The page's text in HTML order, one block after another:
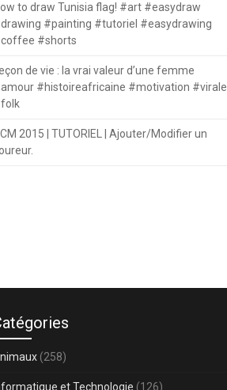
to draw Tunisia flag! #art #easydraw
#painting #tutoriel #easydrawing
#shorts
de vie : la vrai valeur d’une femme
#histoireafricaine #motivation #virale
2015 | TUTORIEL | Ajouter/Modifier un
(258)
et Technologie (126)